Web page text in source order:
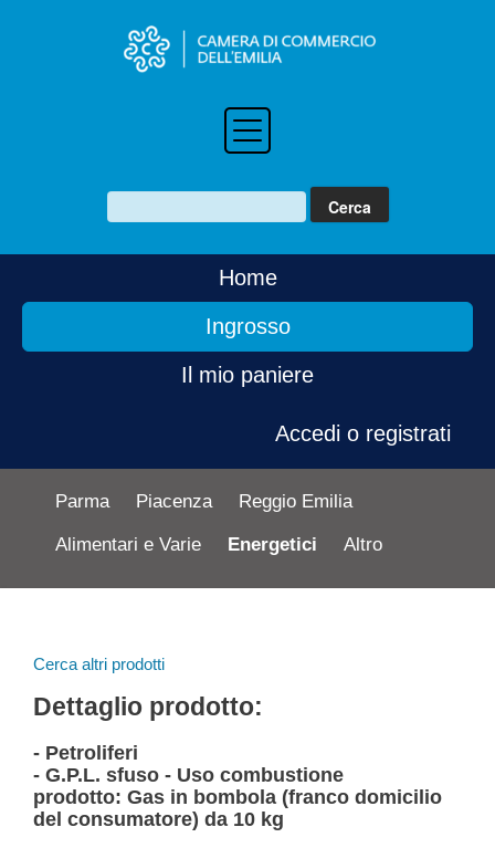
Home
Ingrosso
Il mio paniere
Accedi o registrati
Parma Piacenza Reggio Emilia
Alimentari e Varie Energetici Altro
Cerca altri prodotti
Dettaglio prodotto:
- Petroliferi
- G.P.L. sfuso - Uso combustione
prodotto: Gas in bombola (franco domicilio
del consumatore) da 10 kg